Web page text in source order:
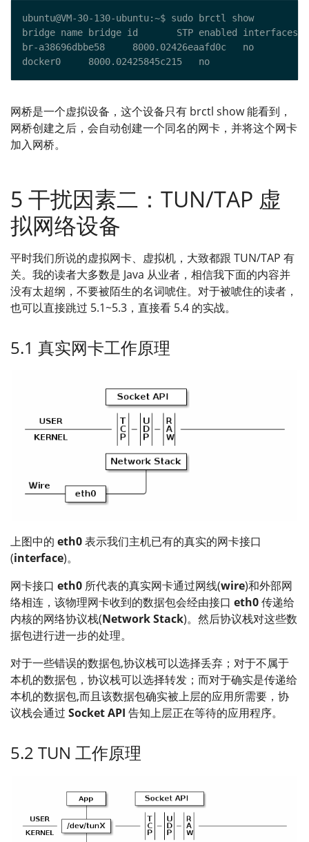
网桥是一个虚拟设备，这个设备只有 brctl show 能看到，
网桥创建之后，会自动创建一个同名的网卡，并将这个网卡
加入网桥。
5 干扰因素二：TUN/TAP 虚
拟网络设备
平时我们所说的虚拟网卡、虚拟机，大致都跟 TUN/TAP 有
关。我的读者大多数是 Java 从业者，相信我下面的内容并
没有太超纲，不要被陌生的名词唬住。对于被唬住的读者，
也可以直接跳过 5.1~5.3，直接看 5.4 的实战。
5.1 真实网卡工作原理
上图中的 eth0表示我们主机已有的真实的网卡接口
(interface)。
网卡接口 eth0 所代表的真实网卡通过网线(wire)和外部网
络相连，该物理网卡收到的数据包会经由接口 eth0传递给
内核的网络协议栈(Network Stack)。然后协议栈对这些数
据包进行进一步的处理。
对于一些错误的数据包,协议栈可以选择丢弃；对于不属于
本机的数据包，协议栈可以选择转发；而对于确实是传递给
本机的数据包,而且该数据包确实被上层的应用所需要，协
议栈会通过 Socket API 告知上层正在等待的应用程序。
5.2 TUN 工作原理